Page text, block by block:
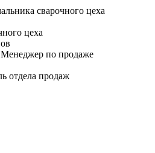
сварочного цеха
цеха
Менеджер по продаже
отдела продаж